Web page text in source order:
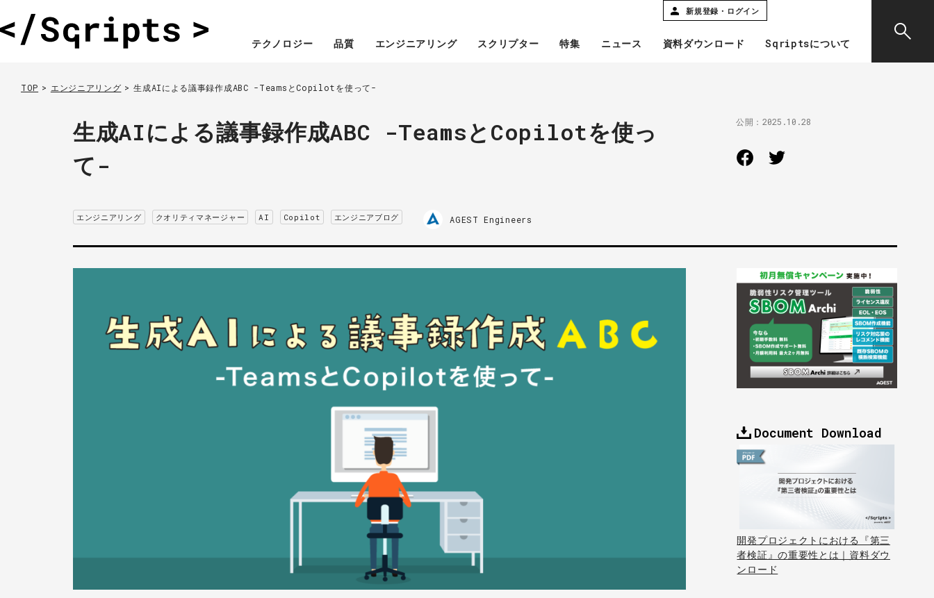
新規登録・ログイン
テクノロジー 品質 エンジニアリング スクリプター 特集 ニュース 資料ダウンロード Sqriptsについて
TOP エンジニアリング 生成AIによる議事録作成ABC -TeamsとCopilotを使って-
生成AIによる議事録作成ABC -TeamsとCopilotを使っ
て-
公開：2025.10.28
エンジニアリング クオリティマネージャー AI Copilot エンジニアブログ AGEST Engineers
Document Download
開発プロジェクトにおける『第三
者検証』の重要性とは｜資料ダウ
ンロード